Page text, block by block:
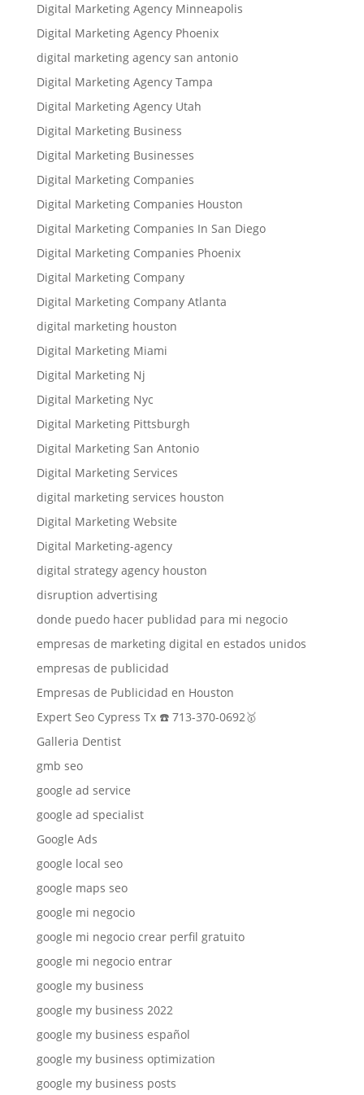
Digital Marketing Agency Minneapolis
Digital Marketing Agency Phoenix
digital marketing agency san antonio
Digital Marketing Agency Tampa
Digital Marketing Agency Utah
Digital Marketing Business
Digital Marketing Businesses
Digital Marketing Companies
Digital Marketing Companies Houston
Digital Marketing Companies In San Diego
Digital Marketing Companies Phoenix
Digital Marketing Company
Digital Marketing Company Atlanta
digital marketing houston
Digital Marketing Miami
Digital Marketing Nj
Digital Marketing Nyc
Digital Marketing Pittsburgh
Digital Marketing San Antonio
Digital Marketing Services
digital marketing services houston
Digital Marketing Website
Digital Marketing-agency
digital strategy agency houston
disruption advertising
donde puedo hacer publidad para mi negocio
empresas de marketing digital en estados unidos
empresas de publicidad
Empresas de Publicidad en Houston
Expert Seo Cypress Tx ☎️ 713-370-0692🥇
Galleria Dentist
gmb seo
google ad service
google ad specialist
Google Ads
google local seo
google maps seo
google mi negocio
google mi negocio crear perfil gratuito
google mi negocio entrar
google my business
google my business 2022
google my business español
google my business optimization
google my business posts